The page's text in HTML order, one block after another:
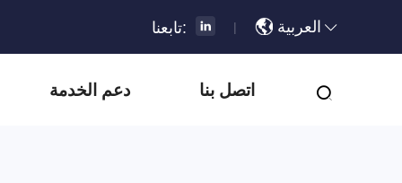
تابعنا: | العربية
دعم الخدمة اتصل بنا